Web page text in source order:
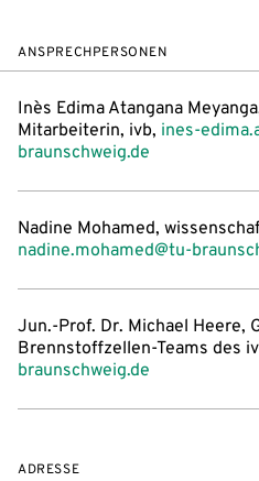
ANSPRECHPERSONEN
Inès Edima Atangana
Mitarbeiterin, ivb, ines-
braunschweig.de
Nadine Mohamed,
nadine.mohamed@tu-
Jun.-Prof. Dr. Michael Heere,
Brennstoffzellen-Teams des
braunschweig.de
ADRESSE